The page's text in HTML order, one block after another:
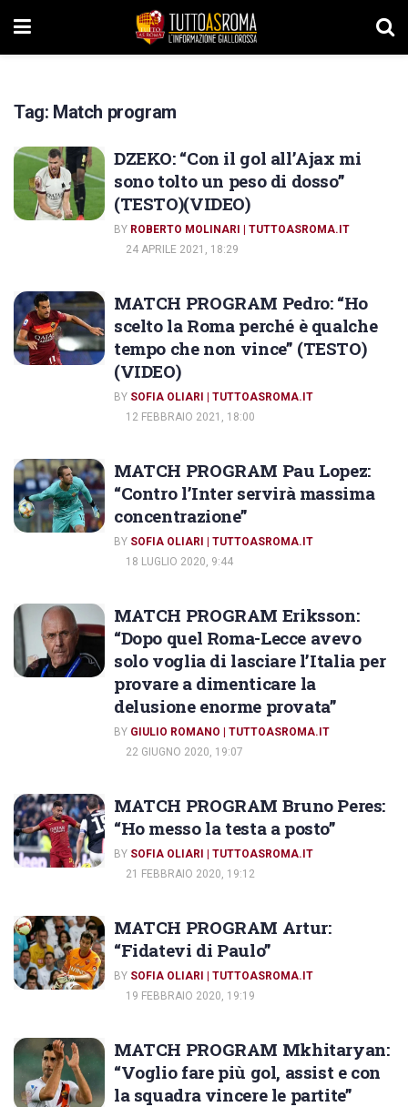
Tag: Match program
DZEKO: “Con il gol all’Ajax mi
sono tolto un peso di dosso”
(TESTO)(VIDEO)
BY ROBERTO MOLINARI | TUTTOASROMA.IT
24 APRILE 2021, 18:29
MATCH PROGRAM Pedro: “Ho
scelto la Roma perché è qualche
tempo che non vince” (TESTO)
(VIDEO)
BY SOFIA OLIARI | TUTTOASROMA.IT
12 FEBBRAIO 2021, 18:00
MATCH PROGRAM Pau Lopez:
“Contro l’Inter servirà massima
concentrazione”
BY SOFIA OLIARI | TUTTOASROMA.IT
18 LUGLIO 2020, 9:44
MATCH PROGRAM Eriksson:
“Dopo quel Roma-Lecce avevo
solo voglia di lasciare l’Italia per
provare a dimenticare la
delusione enorme provata”
BY GIULIO ROMANO | TUTTOASROMA.IT
22 GIUGNO 2020, 19:07
MATCH PROGRAM Bruno Peres:
“Ho messo la testa a posto”
BY SOFIA OLIARI | TUTTOASROMA.IT
21 FEBBRAIO 2020, 19:12
MATCH PROGRAM Artur:
“Fidatevi di Paulo”
BY SOFIA OLIARI | TUTTOASROMA.IT
19 FEBBRAIO 2020, 19:19
MATCH PROGRAM Mkhitaryan:
“Voglio fare più gol, assist e con
la squadra vincere le partite”